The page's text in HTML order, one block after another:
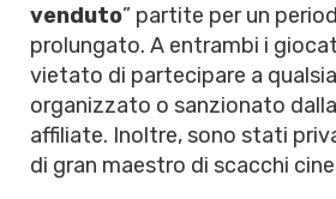
venduto” partite per un
prolungato. A entrambi i
vietato di partecipare a
organizzato o sanzionato
affiliate. Inoltre, sono stati
di gran maestro di scacchi